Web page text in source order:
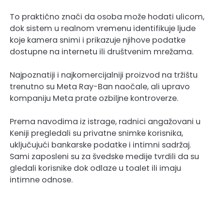
To praktično znači da osoba može hodati ulicom,
dok sistem u realnom vremenu identifikuje ljude
koje kamera snimi i prikazuje njihove podatke
dostupne na internetu ili društvenim mrežama.
Najpoznatiji i najkomercijalniji proizvod na tržištu
trenutno su Meta Ray-Ban naočale, ali upravo
kompaniju Meta prate ozbiljne kontroverze.
Prema navodima iz istrage, radnici angažovani u
Keniji pregledali su privatne snimke korisnika,
uključujući bankarske podatke i intimni sadržaj.
Sami zaposleni su za švedske medije tvrdili da su
gledali korisnike dok odlaze u toalet ili imaju
intimne odnose.